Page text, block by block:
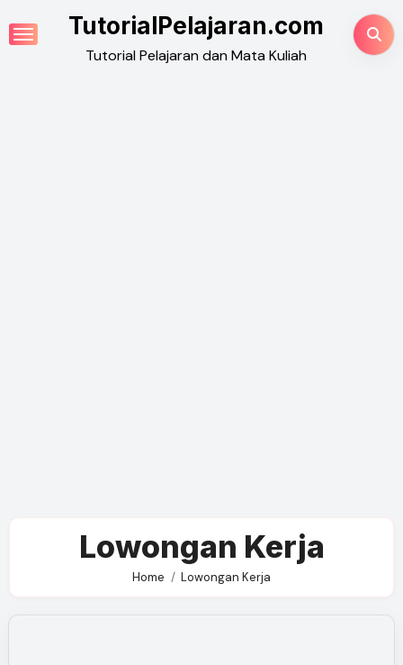
to
TutorialPelajaran.com
Tutorial Pelajaran dan Mata Kuliah
Lowongan Kerja
Home Lowongan Kerja